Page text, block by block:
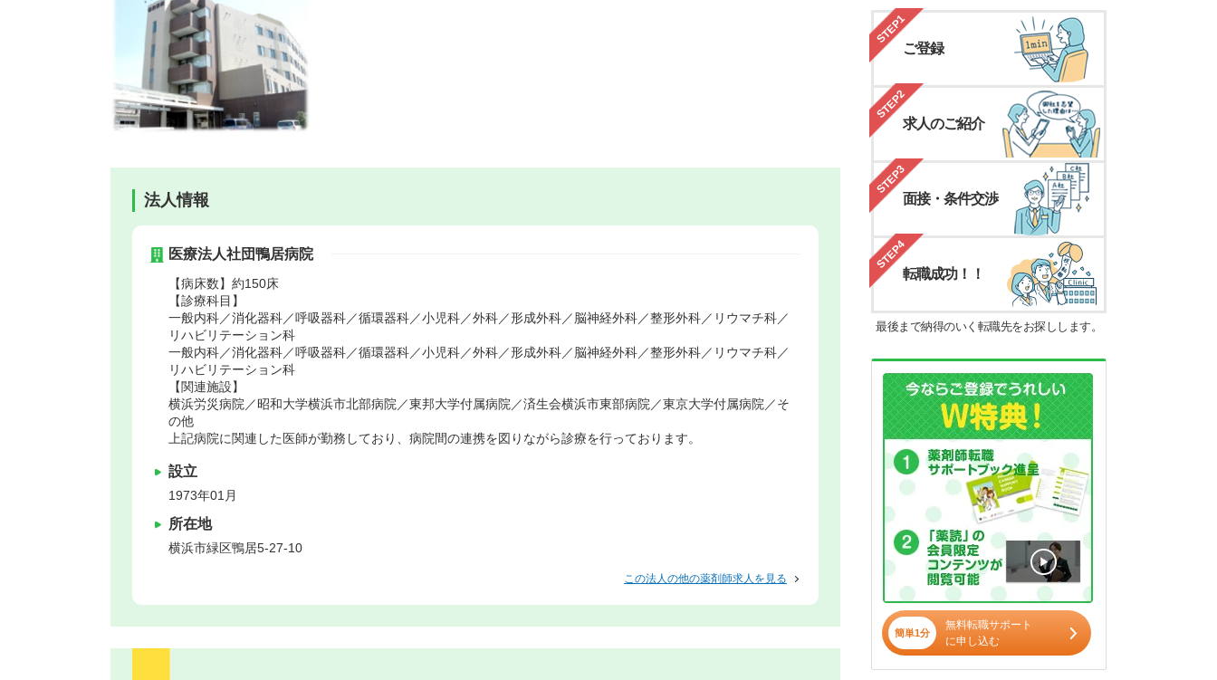
法人情報
医療法人社団鴨居病院
【病床数】約150床
【診療科目】
一般内科／消化器科／呼吸器科／循環器科／小児科／外科／形成外科／脳神経外科／整形外科／リウマチ科／
リハビリテーション科
一般内科／消化器科／呼吸器科／循環器科／小児科／外科／形成外科／脳神経外科／整形外科／リウマチ科／
リハビリテーション科
【関連施設】
横浜労災病院／昭和大学横浜市北部病院／東邦大学付属病院／済生会横浜市東部病院／東京大学付属病院／そ
の他
上記病院に関連した医師が勤務しており、病院間の連携を図りながら診療を行っております。
設立
1973年01月
所在地
横浜市緑区鴨居5-27-10
この法人の他の薬剤師求人を見る
STEP1
ご登録
STEP2
求人のご紹介
STEP3
面接・条件交渉
STEP4
転職成功！！
最後まで納得のいく転職先をお探しします。
簡単1分
無料転職サポート
に申し込む